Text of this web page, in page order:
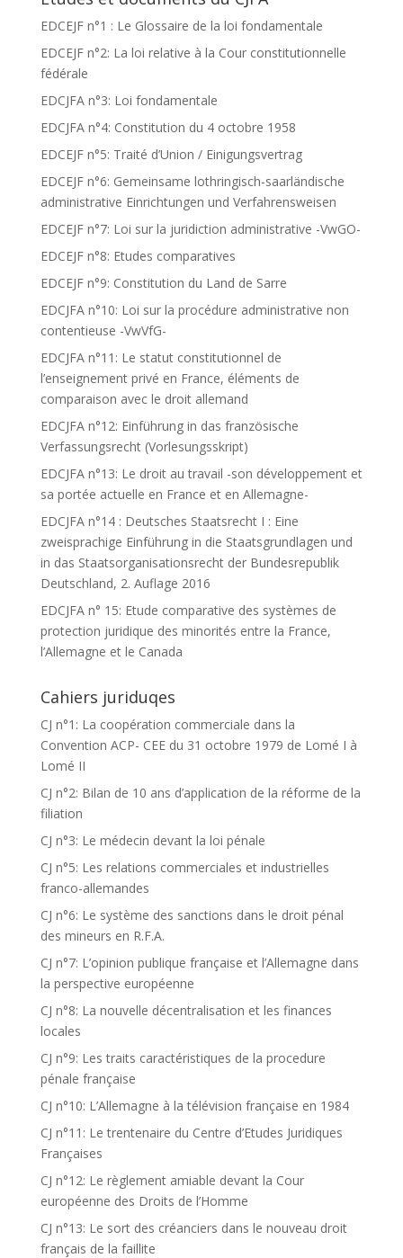
EDCEJF n°1 : Le Glossaire de la loi fondamentale
EDCEJF n°2: La loi relative à la Cour constitutionnelle
fédérale
EDCJFA n°3: Loi fondamentale
EDCJFA n°4: Constitution du 4 octobre 1958
EDCEJF n°5: Traité d’Union / Einigungsvertrag
EDCEJF n°6: Gemeinsame lothringisch-saarländische
administrative Einrichtungen und Verfahrensweisen
EDCEJF n°7: Loi sur la juridiction administrative -VwGO-
EDCEJF n°8: Etudes comparatives
EDCEJF n°9: Constitution du Land de Sarre
EDCJFA n°10: Loi sur la procédure administrative non
contentieuse -VwVfG-
EDCJFA n°11: Le statut constitutionnel de
l’enseignement privé en France, éléments de
comparaison avec le droit allemand
EDCJFA n°12: Einführung in das französische
Verfassungsrecht (Vorlesungsskript)
EDCJFA n°13: Le droit au travail -son développement et
sa portée actuelle en France et en Allemagne-
EDCJFA n°14 : Deutsches Staatsrecht I : Eine
zweisprachige Einführung in die Staatsgrundlagen und
in das Staatsorganisationsrecht der Bundesrepublik
Deutschland, 2. Auflage 2016
EDCJFA n° 15: Etude comparative des systèmes de
protection juridique des minorités entre la France,
l’Allemagne et le Canada
Cahiers juriduqes
CJ n°1: La coopération commerciale dans la
Convention ACP- CEE du 31 octobre 1979 de Lomé I à
Lomé II
CJ n°2: Bilan de 10 ans d’application de la réforme de la
filiation
CJ n°3: Le médecin devant la loi pénale
CJ n°5: Les relations commerciales et industrielles
franco-allemandes
CJ n°6: Le système des sanctions dans le droit pénal
des mineurs en R.F.A.
CJ n°7: L’opinion publique française et l’Allemagne dans
la perspective européenne
CJ n°8: La nouvelle décentralisation et les finances
locales
CJ n°9: Les traits caractéristiques de la procedure
pénale française
CJ n°10: L’Allemagne à la télévision française en 1984
CJ n°11: Le trentenaire du Centre d’Etudes Juridiques
Françaises
CJ n°12: Le règlement amiable devant la Cour
européenne des Droits de l’Homme
CJ n°13: Le sort des créanciers dans le nouveau droit
français de la faillite